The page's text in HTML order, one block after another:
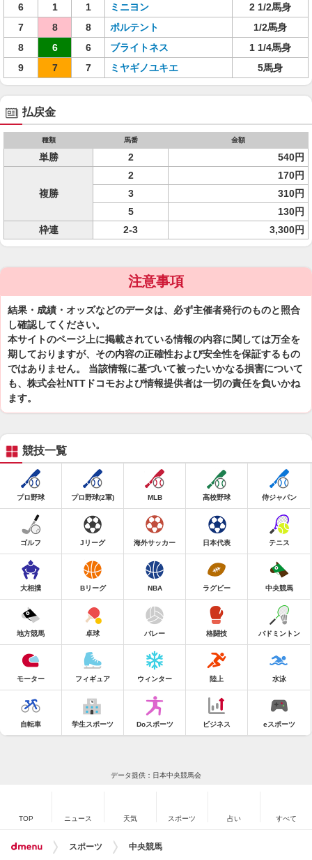
6
1 1 ミニヨン
2 1/2馬身
7
8 8 ポルテント
1/2馬身
8
6 6 ブライトネス
1 1/4馬身
9
7 7 ミヤギノユキエ 5馬身
払戻金
種類 馬番 金額
単勝 2 540円
複勝
2
170円
3
310円
5
130円
枠連
2-3 3,300円
注意事項
結果・成績・オッズなどのデータは、必ず主催者発行のものと照合
し確認してください。
本サイトのページ上に掲載されている情報の内容に関しては万全を
期しておりますが、その内容の正確性および安全性を保証するもの
ではありません。 当該情報に基づいて被ったいかなる損害について
も、株式会社NTTドコモおよび情報提供者は一切の責任を負いかね
ます。
競技一覧
プロ野球 プロ野球(2軍) MLB 高校野球 侍ジャパン
ゴルフ Jリーグ 海外サッカー 日本代表 テニス
大相撲 Bリーグ NBA ラグビー 中央競馬
地方競馬 卓球 バレー 格闘技 バドミントン
モーター フィギュア ウィンター 陸上 水泳
自転車 学生スポーツ Doスポーツ ビジネス eスポーツ
データ提供：日本中央競馬会
TOP ニュース 天気 スポーツ 占い すべて
スポーツ 中央競馬